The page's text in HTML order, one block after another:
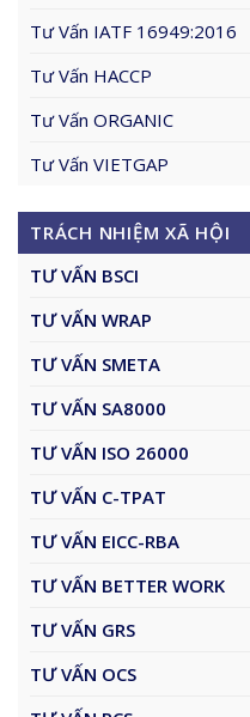
Tư Vấn IATF 16949:2016
Tư Vấn HACCP
Tư Vấn ORGANIC
Tư Vấn VIETGAP
TRÁCH NHIỆM XÃ HỘI
TƯ VẤN BSCI
TƯ VẤN WRAP
TƯ VẤN SMETA
TƯ VẤN SA8000
TƯ VẤN ISO 26000
TƯ VẤN C-TPAT
TƯ VẤN EICC-RBA
TƯ VẤN BETTER WORK
TƯ VẤN GRS
TƯ VẤN OCS